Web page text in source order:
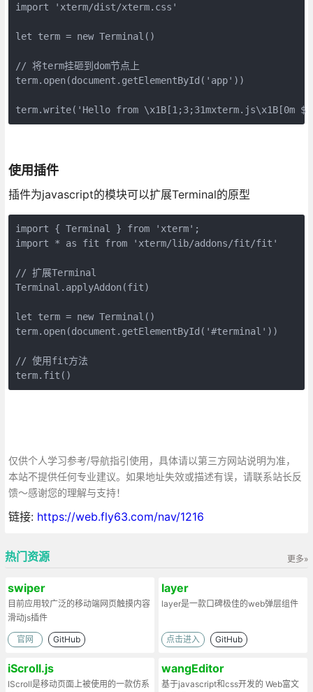
import 'xterm/dist/xterm.css'
let term = new Terminal()
// 将term挂砸到dom节点上
term.open(document.getElementById('app'))
term.write('Hello from \x1B[1;3;31mxterm.js\x1B[0m
使用插件
插件为javascript的模块可以扩展Terminal的原型
import { Terminal } from 'xterm';
import * as fit from 'xterm/lib/addons/fit/fit'
// 扩展Terminal
Terminal.applyAddon(fit)
let term = new Terminal()
term.open(document.getElementById('#terminal'))
// 使用fit方法
term.fit()
仅供个人学习参考/导航指引使用，具体请以第三方网站说明为准，
本站不提供任何专业建议。如果地址失效或描述有误，请联系站长反
馈～感谢您的理解与支持！
链接: https://web.fly63.com/nav/1216
更多»
热门资源
swiper
目前应用较广泛的移动端网页触摸内容
滑动js插件
官网 GitHub
layer
layer是一款口碑极佳的web弹层组件
点击进入 GitHub
iScroll.js
IScroll是移动页面上被使用的一款仿系
wangEditor
基于javascript和css开发的 Web富文